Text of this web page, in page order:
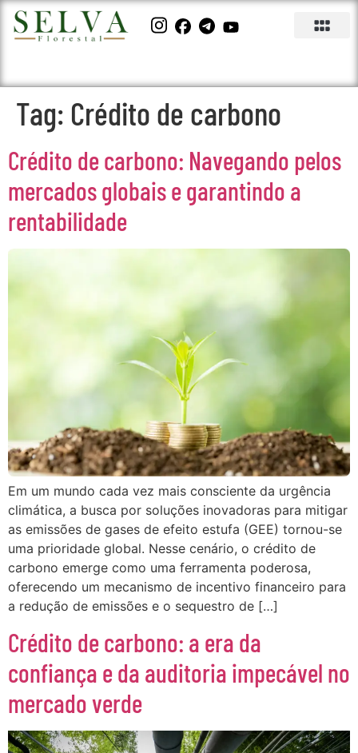
Tag: Crédito de carbono
Crédito de carbono: Navegando pelos
mercados globais e garantindo a
rentabilidade
Em um mundo cada vez mais consciente da urgência
climática, a busca por soluções inovadoras para mitigar
as emissões de gases de efeito estufa (GEE) tornou-se
uma prioridade global. Nesse cenário, o crédito de
carbono emerge como uma ferramenta poderosa,
oferecendo um mecanismo de incentivo financeiro para
a redução de emissões e o sequestro de […]
Crédito de carbono: a era da
confiança e da auditoria impecável no
mercado verde